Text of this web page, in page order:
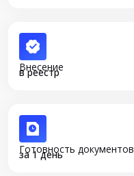
Внесение
в реестр
Готовность документов
за 1 день